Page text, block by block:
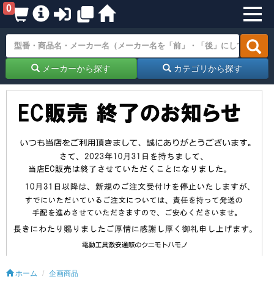
0
メーカーから探す カテゴリから探す
ホーム 企画商品